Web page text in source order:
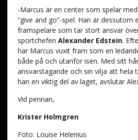
-Marcus är en center som spelar
”give and go”-spel. Han är dessutom
framspelare som tar stort ansvar
sportchefen Alexander Edstein.
har Marcus vuxit fram som en
både på och utanför isen. Med sitt
ansvarstagande och sin vilja att hela
han en viktig del av laget, avslutar
Vid pennan,
Krister Holmgren
Foto: Louise Helenius